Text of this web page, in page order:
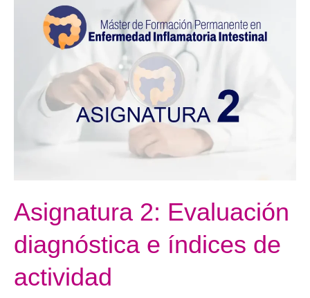
Asignatura 2: Evaluación
diagnóstica e índices de
actividad
Asignatura
Evaluación
índices